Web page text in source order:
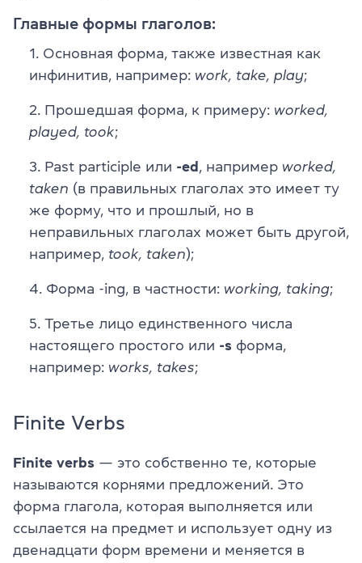
Главные формы глаголов:
Основная форма, также известная как
инфинитив, например: work, take, play;
Прошедшая форма, к примеру: worked,
played, took;
Past participle или -ed , например worked,
taken (в правильных глаголах это имеет ту
же форму, что и прошлый, но в
неправильных глаголах может быть другой,
например, took, taken);
Форма -ing, в частности: working, taking;
Третье лицо единственного числа
настоящего простого или -s форма,
например: works, takes;
Finite Verbs
Finite verbs — это собственно те, которые
называются корнями предложений. Это
форма глагола, которая выполняется или
ссылается на предмет и использует одну из
двенадцати форм времени и меняется в